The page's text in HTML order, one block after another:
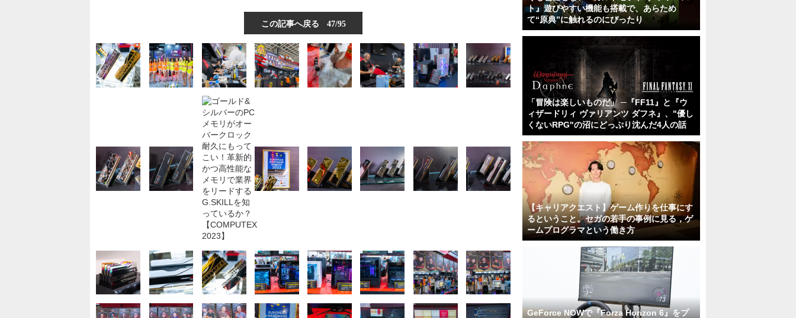
この記事へ戻る 47/95
ト』遊びやすい機能も搭載で、あらため
て“原典”に触れるのにぴったり
「冒険は楽しいものだ」 ─『FF11』と『ウ
ィザードリィ ヴァリアンツ ダフネ』、"優し
くないRPG"の沼にどっぷり沈んだ4人の話
【キャリアクエスト】ゲーム作りを仕事にす
るということ。セガの若手の事例に見る，ゲ
ームプログラマという働き方
GeForce NOWで『Forza Horizon 6』をプ